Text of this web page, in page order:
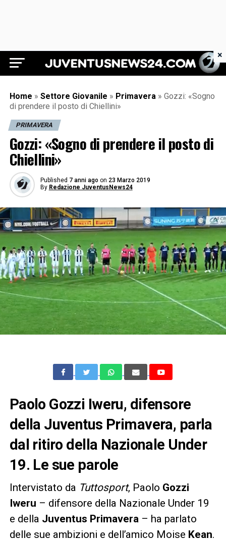
Juventus News 24
Home » Settore Giovanile » Primavera » Gozzi: «Sogno
di prendere il posto di Chiellini»
PRIMAVERA
Gozzi: «Sogno di prendere il posto di
Chiellini»
Published 7 anni ago on 23 Marzo 2019
By Redazione JuventusNews24
Paolo Gozzi Iweru, difensore
della Juventus Primavera, parla
dal ritiro della Nazionale Under
19. Le sue parole
Intervistato da Tuttosport, Paolo Gozzi
Iweru – difensore della Nazionale Under 19
e della Juventus Primavera – ha parlato
delle sue ambizioni e dell’amico Moise Kean.
×